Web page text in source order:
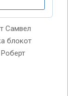
Самвел
блокот
Роберт